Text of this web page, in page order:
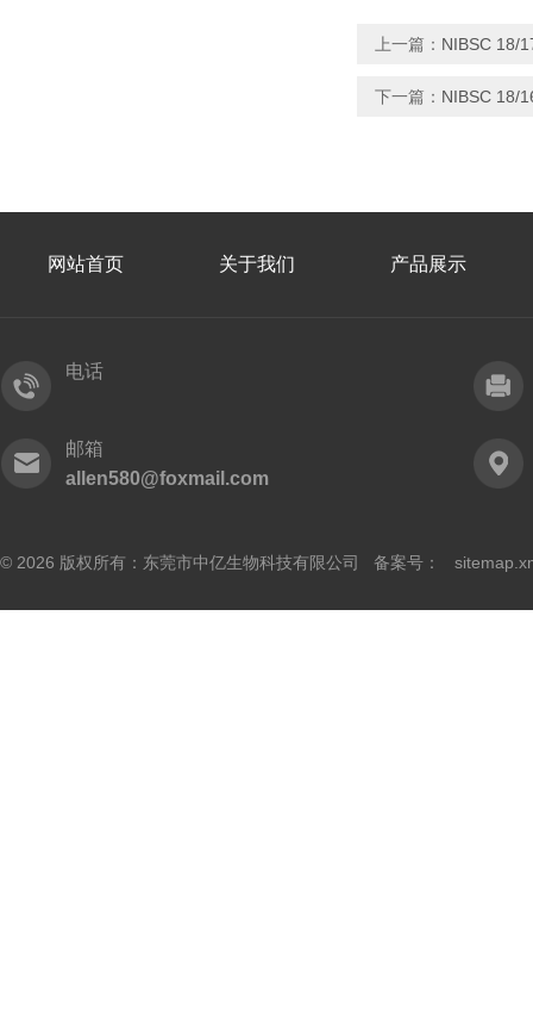
上一篇： NIBSC 18/
下一篇： NIBSC 18/
网站首页 关于我们 产品展示
电话
邮箱
allen580@foxmail.com
© 2026 版权所有：东莞市中亿生物科技有限公司 备案号：